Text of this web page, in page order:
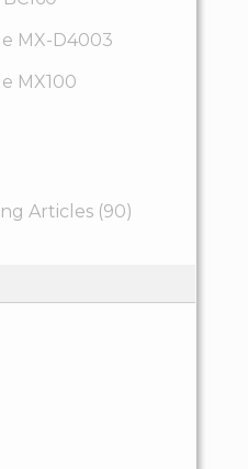
MX-D4003
MX100
Articles (90)